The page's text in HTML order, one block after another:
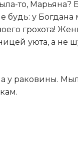
то, Марьяна?
будь: у Богдана
грохота!
уюта, а не
у раковины.